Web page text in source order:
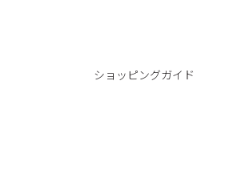
ショッピングガイド